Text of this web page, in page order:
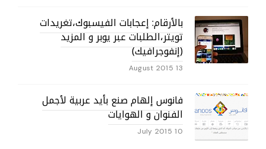
بالأرقام: إعجابات الفيسبوك،تغريدات
تويتر،الطلبات عبر يوبر و المزيد
(إنفوجرافيك)
13 August 2015
فانوس إلهام صنع بأيد عربية لأجمل
الفنوان و الهوايات
10 July 2015